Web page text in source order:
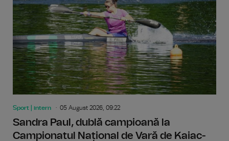
Sport | intern 05 August 2026, 09:22
Sandra Paul, dublă campioană la
Campionatul Național de Vară de Kaiac-